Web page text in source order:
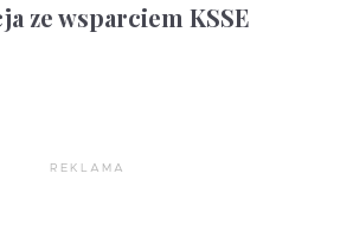
ze wsparciem KSSE
REKLAMA